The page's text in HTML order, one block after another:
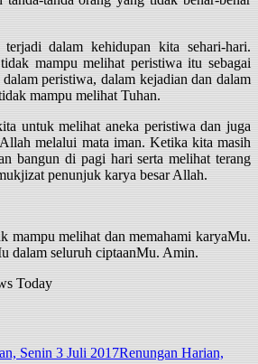
dalam kehidupan kita sehari-hari.
mampu melihat peristiwa itu sebagai
peristiwa, dalam kejadian dan dalam
mampu melihat Tuhan.
untuk melihat aneka peristiwa dan juga
melalui mata iman. Ketika kita masih
bangun di pagi hari serta melihat terang
penunjuk karya besar Allah.
mampu melihat dan memahami karyaMu.
dalam seluruh ciptaanMu. Amin.
Today
Renungan Harian,